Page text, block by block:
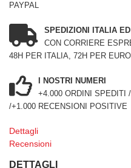
PAYPAL
SPEDIZIONI ITALIA
CON CORRIERE
48H PER ITALIA, 72H PER
I NOSTRI NUMERI
+4.000 ORDINI SPEDITI
/+1.000 RECENSIONI POSITIVE
Dettagli
Recensioni
DETTAGLI